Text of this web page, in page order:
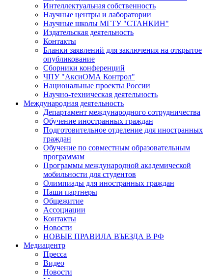
Интеллектуальная собственность
Научные центры и лаборатории
Научные школы МГТУ "СТАНКИН"
Издательская деятельность
Контакты
Бланки заявлений для заключения на открытое
опубликование
Сборники конференций
ЧПУ "АксиОМА Контрол"
Национальные проекты России
Научно-техническая деятельность
Международная деятельность
Департамент международного сотрудничества
Обучение иностранных граждан
Подготовительное отделение для иностранных
граждан
Обучение по совместным образовательным
программам
Программы международной академической
мобильности для студентов
Олимпиады для иностранных граждан
Наши партнеры
Общежитие
Ассоциации
Контакты
Новости
НОВЫЕ ПРАВИЛА ВЪЕЗДА В РФ
Медиацентр
Пресса
Видео
Новости